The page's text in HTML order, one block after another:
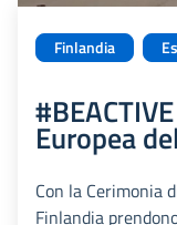
Finlandia
Europea
Con la Cerimonia
Finlandia